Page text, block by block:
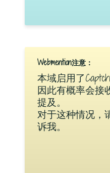
Webmention注意：
本域启用了
因此有概率会接
提及。
对于这种情况，
诉我。